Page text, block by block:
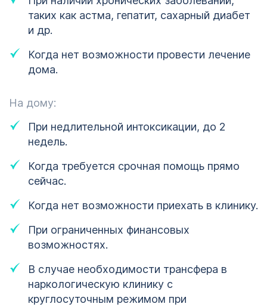
таких как астма, гепатит, сахарный диабет
и др.
Когда нет возможности провести лечение
дома.
На дому:
При недлительной интоксикации, до 2
недель.
Когда требуется срочная помощь прямо
сейчас.
Когда нет возможности приехать в клинику.
При ограниченных финансовых
возможностях.
В случае необходимости трансфера в
наркологическую клинику с
круглосуточным режимом при